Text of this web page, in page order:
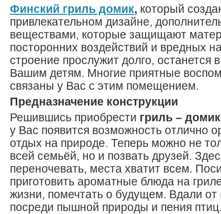
Финский гриль домик, который
привлекательном дизайне,
веществами, которые защищают
посторонних воздействий и вредных
строение прослужит долго, останется
Вашим детям. Многие приятные
связаны у Вас с этим помещением.
Предназначение конструкции
Решившись приобрести гриль –
у Вас появится возможность отлично
отдых на природе. Теперь можно не
всей семьёй, но и позвать друзей.
переночевать, места хватит всем.
приготовить ароматные блюда на
жизни, помечтать о будущем. Вдали от
посреди пышной природы и пения